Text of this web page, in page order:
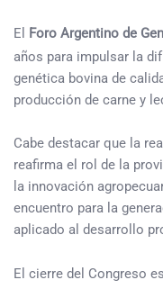
El Foro Argentino de
años para impulsar la
genética bovina de
producción de carne y
Cabe destacar que la
reafirma el rol de la
la innovación
encuentro para la
aplicado al desarrollo
El cierre del Congreso